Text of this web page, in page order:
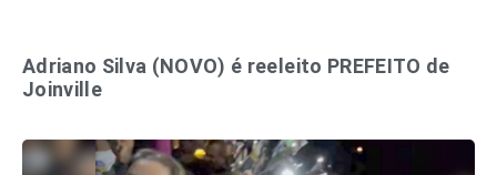
Adriano Silva (NOVO) é reeleito PREFEITO de
Joinville